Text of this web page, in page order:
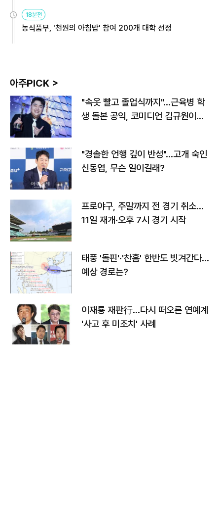
원
18분전
농식품부, '천원의 아침밥' 참여 200개 대학 선정
아주PICK >
"속옷 빨고 졸업식까지"…근육병 학
생 돌본 공익, 코미디언 김규원이었
"경솔한 언행 깊이 반성"…고개 숙인
신동엽, 무슨 일이길래?
프로야구, 주말까지 전 경기 취소…
11일 재개·오후 7시 경기 시작
태풍 '돌핀'·'찬홈' 한반도 빗겨간다…
예상 경로는?
이재룡 재판行…다시 떠오른 연예계
'사고 후 미조치' 사례